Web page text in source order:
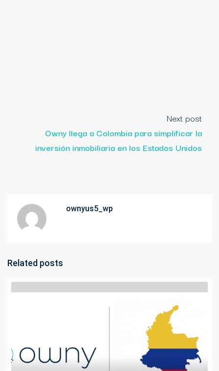
Next post
Owny llega a Colombia para simplificar la
inversión inmobiliaria en los Estados Unidos
ownyus5_wp
Related posts